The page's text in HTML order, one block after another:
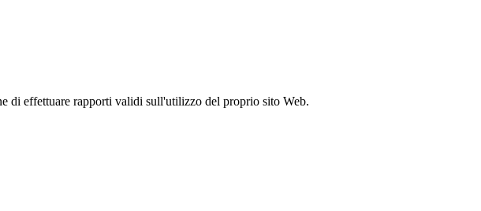
di effettuare rapporti validi sull'utilizzo del proprio sito Web.